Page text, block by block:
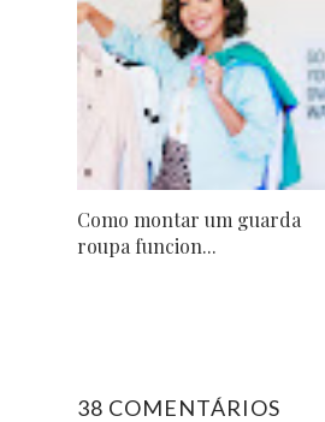
Como montar um guarda
roupa funcion...
38 COMENTÁRIOS